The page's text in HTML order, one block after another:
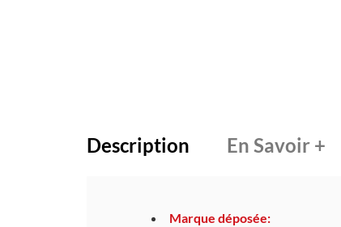
Description En Savoir +
Marque déposée: